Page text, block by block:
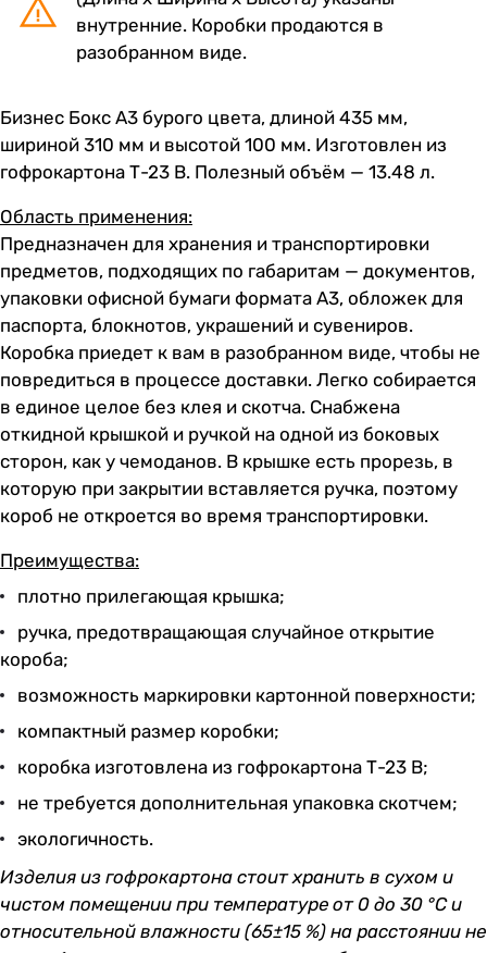
внутренние. Коробки продаются в
разобранном виде.
Бизнес Бокс А3 бурого цвета, длиной 435 мм,
шириной 310 мм и высотой 100 мм. Изготовлен из
гофрокартона Т-23 В. Полезный объём — 13.48 л.
Область применения:
Предназначен для хранения и транспортировки
предметов, подходящих по габаритам — документов,
упаковки офисной бумаги формата А3, обложек для
паспорта, блокнотов, украшений и сувениров.
Коробка приедет к вам в разобранном виде, чтобы не
повредиться в процессе доставки. Легко собирается
в единое целое без клея и скотча. Снабжена
откидной крышкой и ручкой на одной из боковых
сторон, как у чемоданов. В крышке есть прорезь, в
которую при закрытии вставляется ручка, поэтому
короб не откроется во время транспортировки.
Преимущества:
плотно прилегающая крышка;
ручка, предотвращающая случайное открытие
короба;
возможность маркировки картонной поверхности;
компактный размер коробки;
коробка изготовлена из гофрокартона Т-23 В;
не требуется дополнительная упаковка скотчем;
экологичность.
Изделия из гофрокартона стоит хранить в сухом и
чистом помещении при температуре от 0 до 30 °С и
относительной влажности (65±15 %) на расстоянии не